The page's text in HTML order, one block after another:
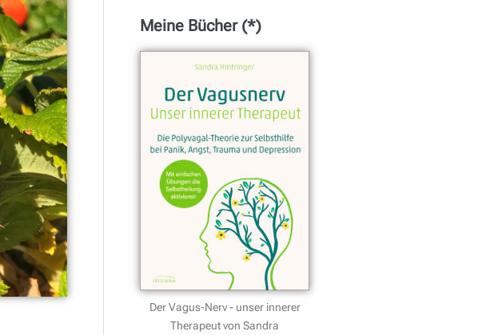
Meine Bücher (*)
Der Vagus-Nerv - unser innerer
Therapeut von Sandra